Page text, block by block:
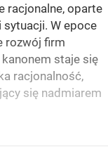
racjonalne, oparte
W epoce
rozwój firm
staje się
racjonalność,
się nadmiarem